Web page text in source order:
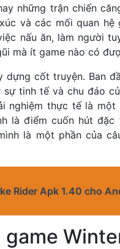
những trận chiến
và các mối quan hệ
nấu ăn, làm người
mà ít game nào có
cốt truyện. Ban
tinh tế và chu đáo
nghiệm thực tế là một
là điểm cuốn hút đặc
là một phần của
Rider Apk 1.40 cho